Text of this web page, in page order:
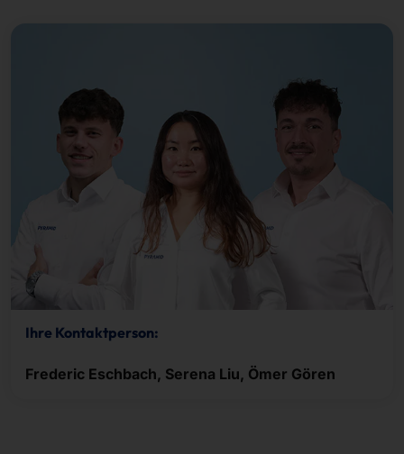
Ihre Kontaktperson:
Frederic Eschbach, Serena Liu, Ömer Gören